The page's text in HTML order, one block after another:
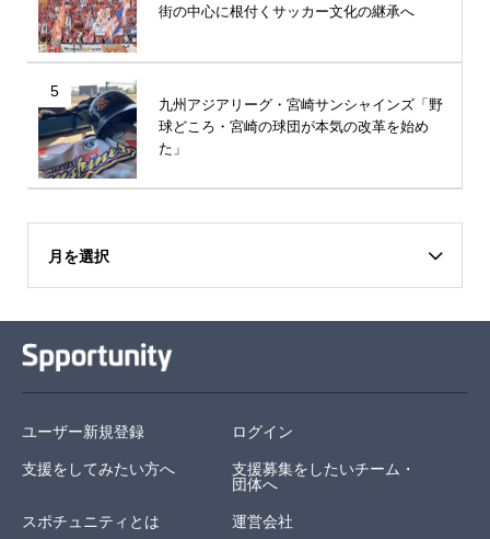
街の中心に根付くサッカー文化の継承へ
5
九州アジアリーグ・宮崎サンシャインズ「野
球どころ・宮崎の球団が本気の改革を始め
た」
月を選択
ユーザー新規登録 ログイン
支援をしてみたい方へ
支援募集をしたいチーム・
団体へ
スポチュニティとは 運営会社